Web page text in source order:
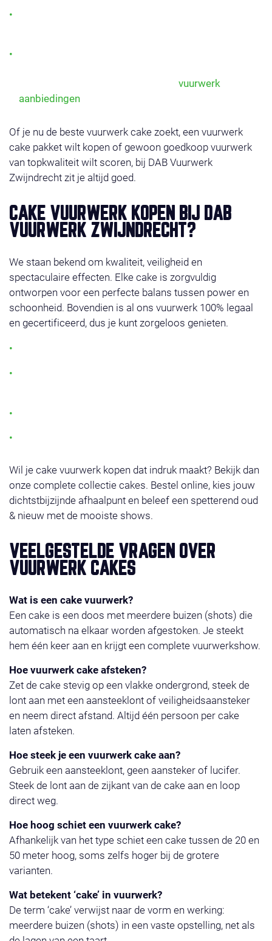
vuurwerk
aanbiedingen
Of je nu de beste vuurwerk cake zoekt, een vuurwerk
cake pakket wilt kopen of gewoon goedkoop vuurwerk
van topkwaliteit wilt scoren, bij DAB Vuurwerk
Zwijndrecht zit je altijd goed.
CAKE VUURWERK KOPEN BIJ DAB
VUURWERK ZWIJNDRECHT?
We staan bekend om kwaliteit, veiligheid en
spectaculaire effecten. Elke cake is zorgvuldig
ontworpen voor een perfecte balans tussen power en
schoonheid. Bovendien is al ons vuurwerk 100% legaal
en gecertificeerd, dus je kunt zorgeloos genieten.
Wil je cake vuurwerk kopen dat indruk maakt? Bekijk dan
onze complete collectie cakes. Bestel online, kies jouw
dichtstbijzijnde afhaalpunt en beleef een spetterend oud
& nieuw met de mooiste shows.
VEELGESTELDE VRAGEN OVER
VUURWERK CAKES
Wat is een cake vuurwerk?
Een cake is een doos met meerdere buizen (shots) die
automatisch na elkaar worden afgestoken. Je steekt
hem één keer aan en krijgt een complete vuurwerkshow.
Hoe vuurwerk cake afsteken?
Zet de cake stevig op een vlakke ondergrond, steek de
lont aan met een aansteeklont of veiligheidsaansteker
en neem direct afstand. Altijd één persoon per cake
laten afsteken.
Hoe steek je een vuurwerk cake aan?
Gebruik een aansteeklont, geen aansteker of lucifer.
Steek de lont aan de zijkant van de cake aan en loop
direct weg.
Hoe hoog schiet een vuurwerk cake?
Afhankelijk van het type schiet een cake tussen de 20 en
50 meter hoog, soms zelfs hoger bij de grotere
varianten.
Wat betekent ‘cake’ in vuurwerk?
De term ‘cake’ verwijst naar de vorm en werking:
meerdere buizen (shots) in een vaste opstelling, net als